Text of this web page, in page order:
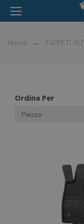
Home TAPPETI
Ordina Per